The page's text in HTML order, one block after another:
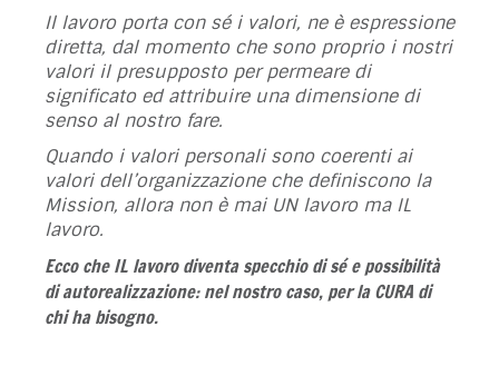
Il lavoro porta con sé i valori, ne è espressione
diretta, dal momento che sono proprio i nostri
valori il presupposto per permeare di
significato ed attribuire una dimensione di
senso al nostro fare.
Quando i valori personali sono coerenti ai
valori dell’organizzazione che definiscono la
Mission, allora non è mai UN lavoro ma IL
lavoro.
Ecco che IL lavoro diventa specchio di sé e possibilità
di autorealizzazione: nel nostro caso, per la CURA di
chi ha bisogno.